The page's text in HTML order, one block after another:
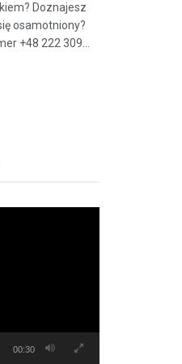
Doznajesz
osamotniony?
+48 222 309...
00:30